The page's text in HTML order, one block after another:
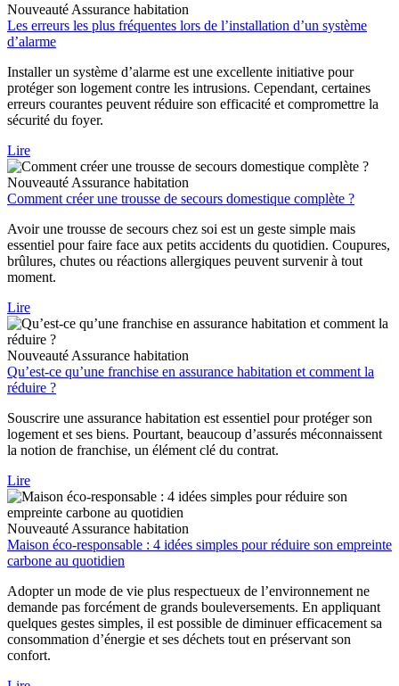
Nouveauté Assurance habitation
Les erreurs les plus fréquentes lors de l’installation d’un système
d’alarme
Installer un système d’alarme est une excellente initiative pour
protéger son logement contre les intrusions. Cependant, certaines
erreurs courantes peuvent réduire son efficacité et compromettre la
sécurité du foyer.
Lire
Nouveauté Assurance habitation
Comment créer une trousse de secours domestique complète ?
Avoir une trousse de secours chez soi est un geste simple mais
essentiel pour faire face aux petits accidents du quotidien. Coupures,
brûlures, chutes ou réactions allergiques peuvent survenir à tout
moment.
Lire
Nouveauté Assurance habitation
Qu’est-ce qu’une franchise en assurance habitation et comment la
réduire ?
Souscrire une assurance habitation est essentiel pour protéger son
logement et ses biens. Pourtant, beaucoup d’assurés méconnaissent
la notion de franchise, un élément clé du contrat.
Lire
Nouveauté Assurance habitation
Maison éco-responsable : 4 idées simples pour réduire son empreinte
carbone au quotidien
Adopter un mode de vie plus respectueux de l’environnement ne
demande pas forcément de grands bouleversements. En appliquant
quelques gestes simples, il est possible de diminuer efficacement sa
consommation d’énergie et ses déchets tout en préservant son
confort.